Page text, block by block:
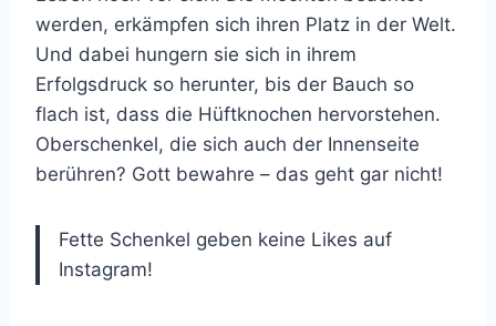
werden, erkämpfen sich ihren Platz in der Welt.
Und dabei hungern sie sich in ihrem
Erfolgsdruck so herunter, bis der Bauch so
flach ist, dass die Hüftknochen hervorstehen.
Oberschenkel, die sich auch der Innenseite
berühren? Gott bewahre – das geht gar nicht!
Fette Schenkel geben keine Likes auf
Instagram!